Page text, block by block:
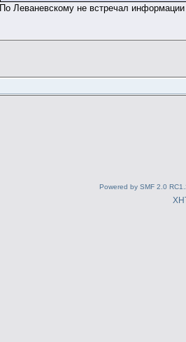
По Леваневскому не встречал
Powered by SMF 2.0